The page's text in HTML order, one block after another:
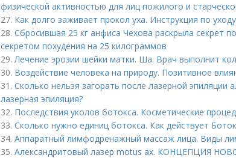
физической активностью для лиц пожилого и
27. Как долго заживает прокол уха. Инструкция по
28. Сбросившая 25 кг анфиса Чехова раскрыла секрет
секретом похудения на 25 килограммов
29.Лечение эрозии шейки матки. Ша. Врач выполнит
30. Воздействие человека на природу. Позитивное
31. Сколько нельзя загорать после лазерной эпиляции
лазерная эпиляция?
32. Последствия уколов ботокса. Косметические
33. Сколько нужно единиц ботокса. Как действует
34. Аппаратный лимфодренажный массаж лица. Виды
35. Александритовый лазер motus ax. КОНЦЕПЦИЯ